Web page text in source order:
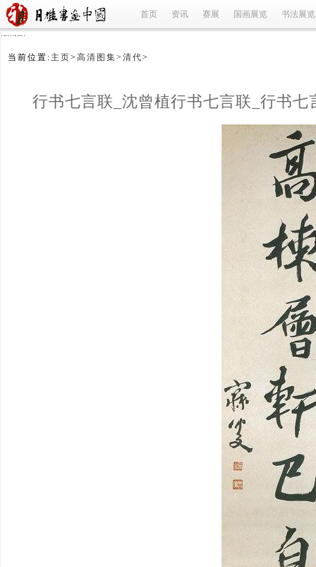
首页 资讯 赛展 国画展览 书法展览
refused
当前位置: 主页> 高清图集> 清代>
行书七言联_沈曾植行书七言联_行书七